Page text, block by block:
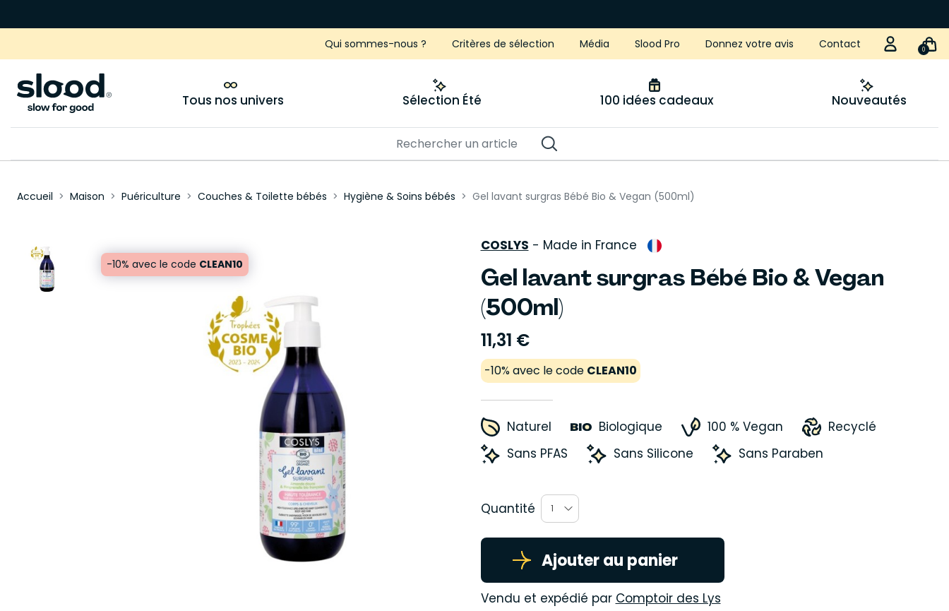
Qui sommes-nous ? Critères de sélection Média Slood Pro Donnez votre avis Contact 0
Tous nos univers Sélection Été 100 idées cadeaux Nouveautés
Accueil Maison Puériculture Couches & Toilette bébés Hygiène & Soins bébés Gel lavant surgras Bébé Bio & Vegan (500ml)
-10% avec le code CLEAN10
COSLYS - Made in France
Gel lavant surgras Bébé Bio & Vegan
(500ml)
11,31 €
-10% avec le code CLEAN10
Naturel Biologique 100 % Vegan
Recyclé
Sans PFAS
Sans Silicone Sans Paraben
Quantité 1
Ajouter au panier
Vendu et expédié par Comptoir des Lys